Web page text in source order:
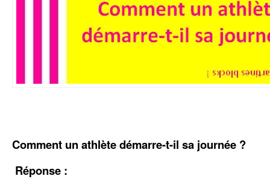
Comment un athlètedémarre-t-il sa journée ?
Réponse :